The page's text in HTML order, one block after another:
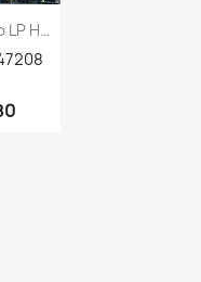
Zombie Rob LP Hellbilly Deluxe Kansi...